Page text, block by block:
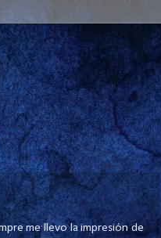
me llevo la impresión de